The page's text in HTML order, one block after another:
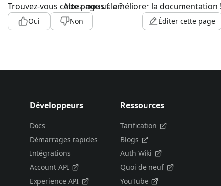
Trouvez-vous cette page utile ?
Oui Non
Aidez-nous à améliorer la documentation !
Éditer cette page
Développeurs
Docs
Démarrages rapides
Intégrations
Account API
Experience API
Ressources
Tarification
Blogs
Auth Wiki
Quoi de neuf
YouTube